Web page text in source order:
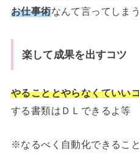
お仕事術なんて言ってしま
楽して成果を出すコツ
やることとやらなくていい
する書類はＤＬできるよ等
※なるべく自動化できるこ